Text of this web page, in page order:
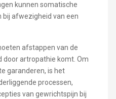
kunnen somatische
bij afwezigheid van een
afstappen van de
door artropathie komt. Om
garanderen, is het
processen,
van gewrichtspijn bij